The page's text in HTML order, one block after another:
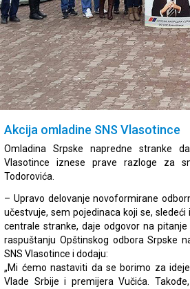
Akcija omladine SNS Vlasotince
Omladina Srpske napredne stranke
Vlasotince iznese prave razloge za
Todorovića.
– Upravo delovanje novoformirane
učestvuje, sem pojedinaca koji se,
centrale stranke, daje odgovor na
raspuštanju Opštinskog odbora Srpske
SNS Vlasotince i dodaju:
„Mi ćemo nastaviti da se borimo za
Vlade Srbije i premijera Vučića.